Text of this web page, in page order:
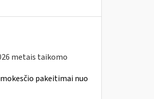
metais taikomo
pakeitimai nuo